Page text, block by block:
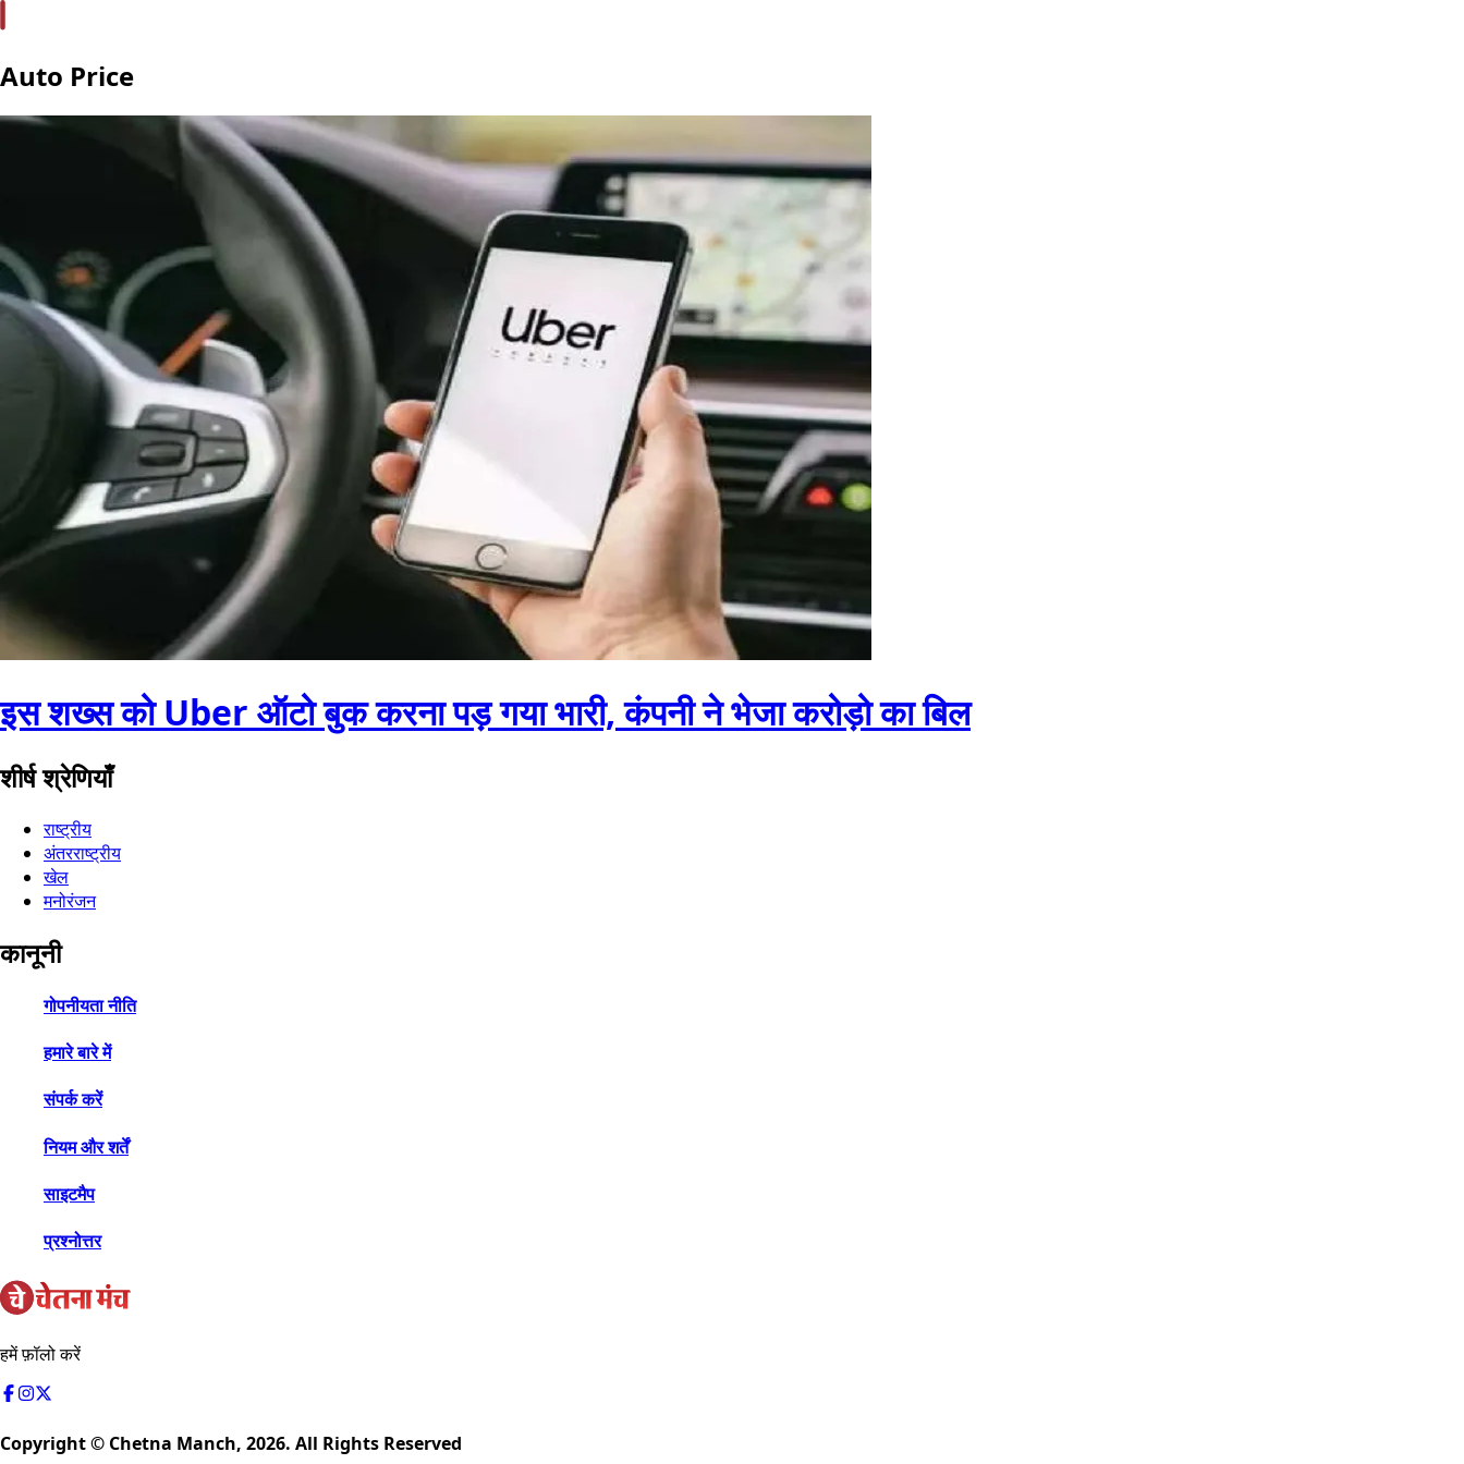
Auto Price
इस शख्स को Uber ऑटो बुक करना पड़ गया भारी, कंपनी ने भेजा करोड़ो का बिल
शीर्ष श्रेणियाँ
राष्ट्रीय
अंतरराष्ट्रीय
खेल
मनोरंजन
कानूनी
गोपनीयता नीति
हमारे बारे में
संपर्क करें
नियम और शर्तें
साइटमैप
प्रश्नोत्तर
हमें फ़ॉलो करें
Copyright © Chetna Manch, 2026. All Rights Reserved